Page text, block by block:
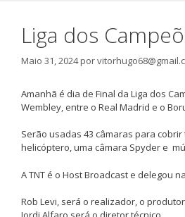
Liga dos
Maio 31, 2024por
Amanhã é dia de Final da Liga dos
Wembley, entre o Real Madrid e o
Serão usadas 43 câmaras para
helicóptero, uma câmara Spyder e
A TNT é o Host Broadcast e delegou
Rob Levi, será o realizador, o